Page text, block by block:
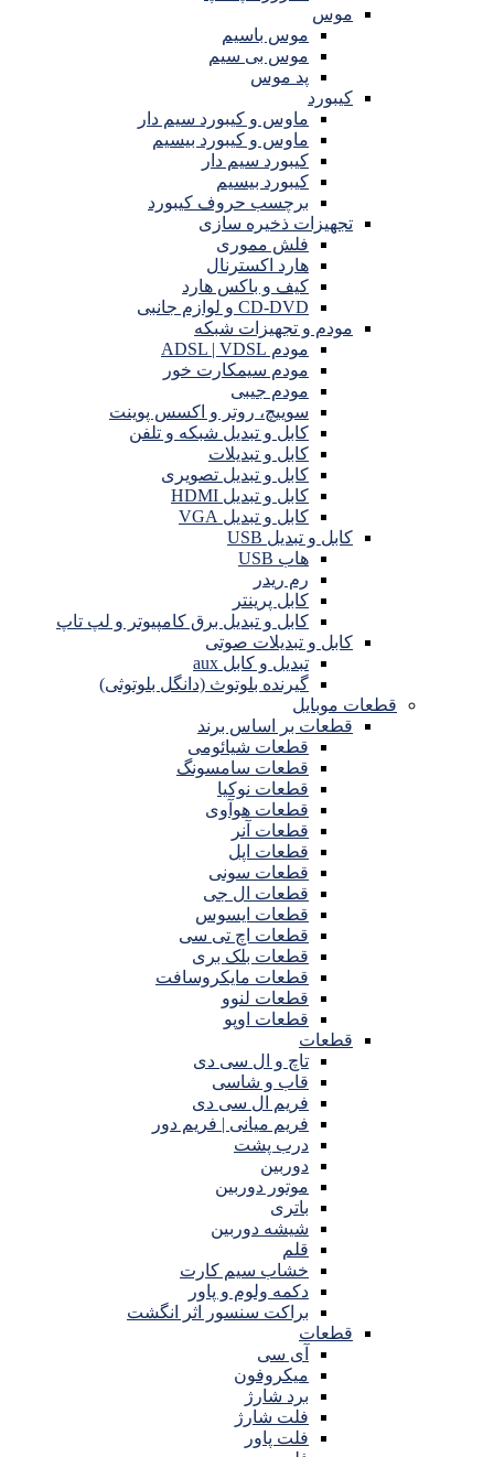
موس
موس باسیم
موس بی سیم
پد موس
کیبورد
ماوس و کیبورد سیم دار
ماوس و کیبورد بیسیم
کیبورد سیم دار
کیبورد بیسیم
برچسب حروف کیبورد
تجهیزات ذخیره سازی
فلش مموری
هارد اکسترنال
کیف و باکس هارد
CD-DVD و لوازم جانبی
مودم و تجهیزات شبکه
مودم ADSL | VDSL
مودم سیمکارت خور
مودم جیبی
سوییچ، روتر و اکسس پوینت
کابل و تبدیل شبکه و تلفن
کابل و تبدیلات
کابل و تبدیل تصویری
کابل و تبدیل HDMI
کابل و تبدیل VGA
کابل و تبدیل USB
هاب USB
رم ریدر
کابل پرینتر
کابل و تبدیل برق کامپیوتر و لپ تاپ
کابل و تبدیلات صوتی
تبدیل و کابل aux
گیرنده بلوتوث (دانگل بلوتوثی)
قطعات موبایل
قطعات بر اساس برند
قطعات شیائومی
قطعات سامسونگ
قطعات نوکیا
قطعات هوآوی
قطعات آنر
قطعات اپل
قطعات سونی
قطعات ال جی
قطعات ایسوس
قطعات اچ تی سی
قطعات بلک بری
قطعات مایکروسافت
قطعات لنوو
قطعات اوپو
قطعات
تاچ و ال سی دی
قاب و شاسی
فریم ال سی دی
فریم میانی | فریم دور
درب پشت
دوربین
موتور دوربین
باتری
شیشه دوربین
قلم
خشاب سیم کارت
دکمه ولوم و پاور
براکت سنسور اثر انگشت
قطعات
آی سی
میکروفون
برد شارژ
فلت شارژ
فلت پاور